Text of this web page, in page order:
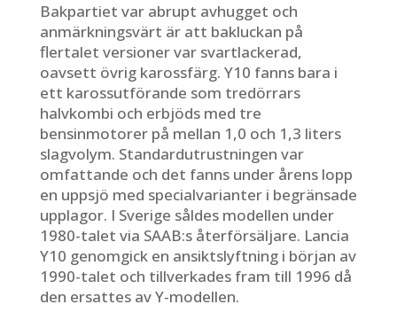
Bakpartiet var abrupt avhugget och
anmärkningsvärt är att bakluckan på
flertalet versioner var svartlackerad,
oavsett övrig karossfärg. Y10 fanns bara i
ett karossutförande som tredörrars
halvkombi och erbjöds med tre
bensinmotorer på mellan 1,0 och 1,3 liters
slagvolym. Standardutrustningen var
omfattande och det fanns under årens lopp
en uppsjö med specialvarianter i begränsade
upplagor. I Sverige såldes modellen under
1980-talet via SAAB:s återförsäljare. Lancia
Y10 genomgick en ansiktslyftning i början av
1990-talet och tillverkades fram till 1996 då
den ersattes av Y-modellen.